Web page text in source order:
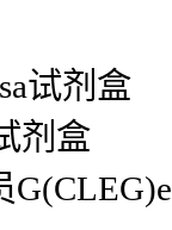
试剂盒
剂盒